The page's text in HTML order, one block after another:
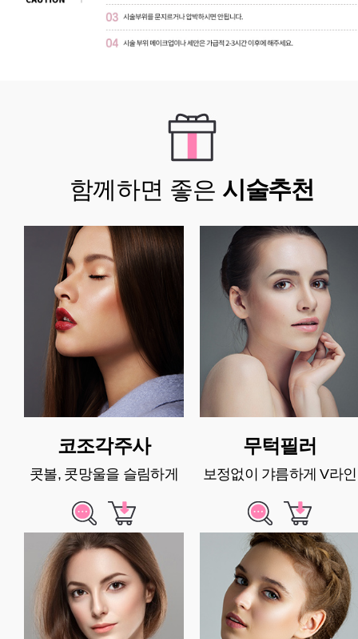
함께하면 좋은 시술추천
코조각주사
콧볼, 콧망울을 슬림하게
무턱필러
보정없이 갸름하게 V라인